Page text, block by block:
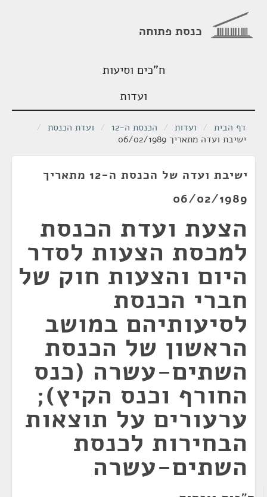
כנסת פתוחה
ח"כים וסיעות
ועדות
דף הבית / ועדות / הכנסת ה-12 / ועדת הכנסת /
ישיבת ועדה מתאריך 06/02/1989
ישיבת ועדה של הכנסת ה-12 מתאריך
06/02/1989
הצעת ועדת הכנסת
למכסת הצעות לסדר
היום והצעות חוק של
חברי הכנסת
לסיעותיהם במושב
הראשון של הכנסת
השתים-עשרה (כנס
החורף וכנס הקיץ);
ערעורים על תוצאות
הבחירות לכנסת
השתים-עשרה